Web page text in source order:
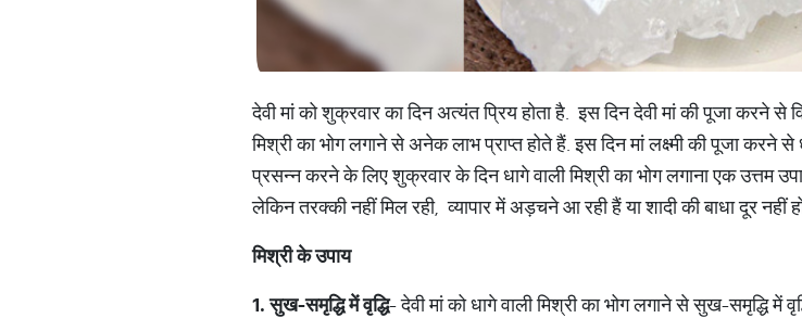
देवी मां को शुक्रवार का दिन अत्यंत प्रिय होता है. इस दिन देवी मां की पूजा करने से
मिश्री का भोग लगाने से अनेक लाभ प्राप्त होते हैं. इस दिन मां लक्ष्मी की पूजा करने से
प्रसन्न करने के लिए शुक्रवार के दिन धागे वाली मिश्री का भोग लगाना एक उत्तम
लेकिन तरक्की नहीं मिल रही, व्यापार में अड़चने आ रही हैं या शादी की बाधा दूर
मिश्रीकेउपाय
1.सुख-समृद्धिमेंवृद्धि- देवी मां को धागे वाली मिश्री का भोग लगाने से सुख-समृद्धि में